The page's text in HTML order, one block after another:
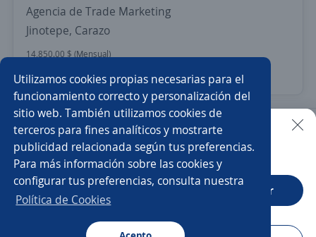
Utilizamos cookies propias necesarias para el
funcionamiento correcto y personalización del
sitio web. También utilizamos cookies de
terceros para fines analíticos y mostrarte
publicidad relacionada según tus preferencias.
Para más información sobre las cookies y
configurar tus preferencias, consulta nuestra
Política de Cookies
Agencia de Trade Marketing
Jinotepe, Carazo
14,850.00 $ (Mensual)
9 de julio
Nuevas ofertas de empleo Avísame
Empleos similares
Gerente tienda Ejecutivo/a de ventas
Supervisor/a de ventas
Buscar es más fácil en la app
CT App Abrir